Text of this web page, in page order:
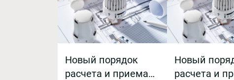
Новый порядок
расчета и приема
Новый
расчета и